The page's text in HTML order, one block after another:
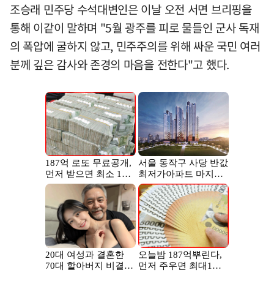
조승래 민주당 수석대변인은 이날 오전 서면 브리핑을
통해 이같이 말하며 "5월 광주를 피로 물들인 군사 독재
의 폭압에 굴하지 않고, 민주주의를 위해 싸운 국민 여러
분께 깊은 감사와 존경의 마음을 전한다"고 했다.